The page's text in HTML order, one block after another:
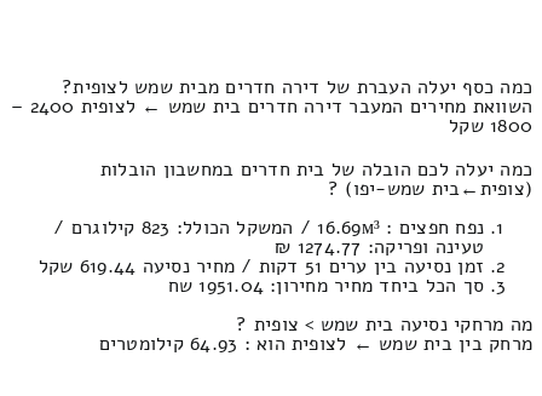
כמה כסף יעלה העברת של דירה חדרים מבית שמש לצופית?
השוואת מחירים המעבר דירה חדרים בית שמש ← לצופית 2400 –
1800 שקל
כמה יעלה לכם הובלה של בית חדרים במחשבון הובלות
(צופית‎←‏בית שמש-יפו) ?
נפח חפצים : 16.69м³ / המשקל הכולל: 823 קילוגרם /
טעינה ופריקה: 1274.77 ₪
זמן נסיעה בין ערים 51 דקות / מחיר נסיעה 619.44 שקל
סך הכל ביחד מחיר מחירון: 1951.04 שח
מה מרחקי נסיעה בית שמש > צופית ?
מרחק בין בית שמש ← לצופית הוא : 64.93 קילומטרים